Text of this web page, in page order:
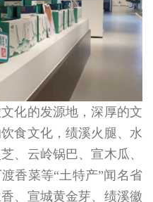
的发源地，深厚的文
食文化，绩溪火腿、水
、云岭锅巴、宣木瓜、
香菜等“土特产”闻名省
、宣城黄金芽、绩溪徽